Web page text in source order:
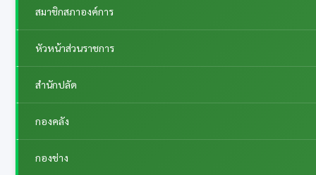
สมาชิกสภาองค์การ
หัวหน้าส่วนราชการ
สำนักปลัด
กองคลัง
กองช่าง